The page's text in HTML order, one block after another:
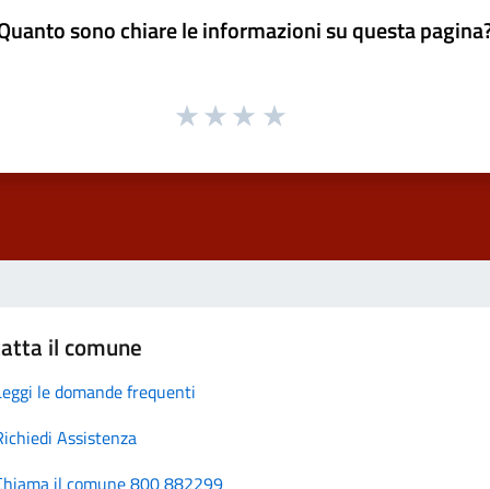
sono chiare le informazioni su questa
il comune
le domande frequenti
Assistenza
il comune 800 882299